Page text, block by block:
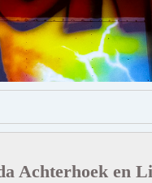
Achterhoek en